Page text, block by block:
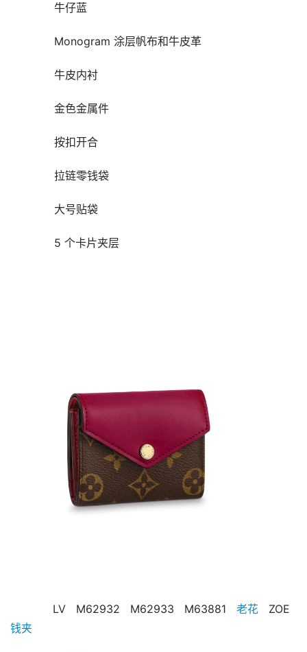
牛仔蓝
Monogram 涂层帆布和牛皮革
牛皮内衬
金色金属件
按扣开合
拉链零钱袋
大号贴袋
5 个卡片夹层
   LV   M62932   M62933   M63881
老花
钱夹